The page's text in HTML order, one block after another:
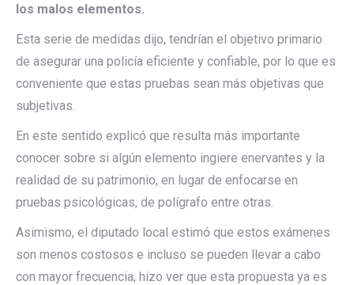
los malos elementos.
Esta serie de medidas dijo, tendrían el objetivo primario
de asegurar una policía eficiente y confiable, por lo que es
conveniente que estas pruebas sean más objetivas que
subjetivas.
En este sentido explicó que resulta más importante
conocer sobre si algún elemento ingiere enervantes y la
realidad de su patrimonio, en lugar de enfocarse en
pruebas psicológicas, de polígrafo entre otras.
Asimismo, el diputado local estimó que estos exámenes
son menos costosos e incluso se pueden llevar a cabo
con mayor frecuencia, hizo ver que esta propuesta ya es